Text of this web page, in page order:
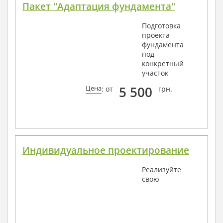
Пакет "Адаптация фундамента"
Подготовка
проекта
фундамента
под
конкретный
участок
Цена: от 5 500 грн.
Индивидуальное проектирование
Реализуйте
свою